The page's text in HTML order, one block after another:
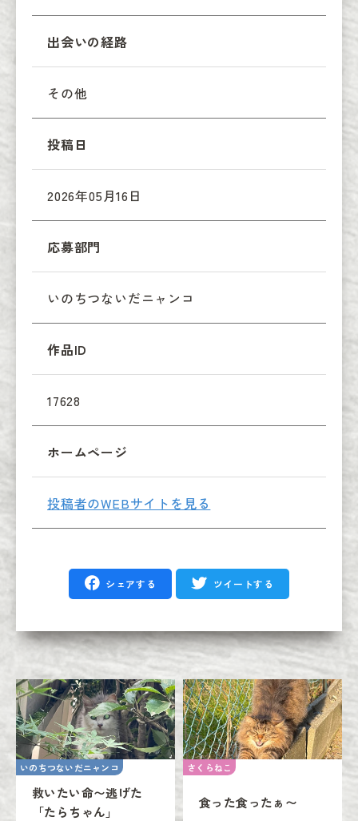
出会いの経路
その他
投稿日
2026年05月16日
応募部門
いのちつないだニャンコ
作品ID
17628
ホームページ
投稿者のWEBサイトを見る
シェアする ツイートする
いのちつないだニャンコ
救いたい命〜逃げた
「たらちゃん」
さくらねこ
食った食ったぁ〜